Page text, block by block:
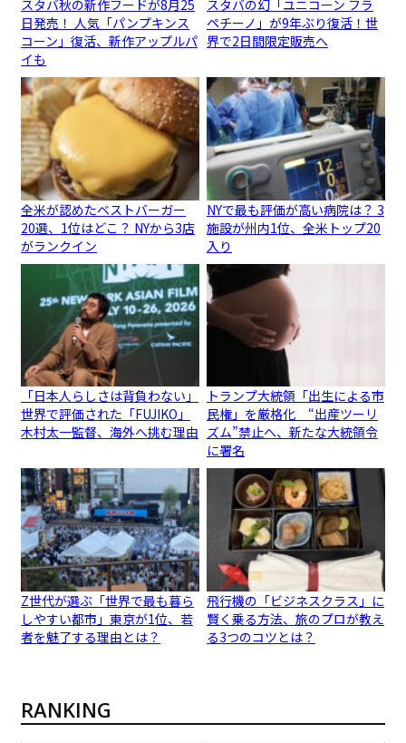
スタバ秋の新作フードが8月25
日発売！ 人気「パンプキンス
コーン」復活、新作アップルパ
イも
スタバの幻「ユニコーン フラ
ペチーノ」が9年ぶり復活！世
界で2日間限定販売へ
全米が認めたベストバーガー
20選、1位はどこ？ NYから3店
がランクイン
NYで最も評価が高い病院は？ 3
施設が州内1位、全米トップ20
入り
「日本人らしさは背負わない」
世界で評価された「FUJIKO」
木村太一監督、海外へ挑む理由
トランプ大統領「出生による市
民権」を厳格化 “出産ツーリ
ズム”禁止へ、新たな大統領令
に署名
Z世代が選ぶ「世界で最も暮ら
しやすい都市」東京が1位、若
者を魅了する理由とは？
飛行機の「ビジネスクラス」に
賢く乗る方法、旅のプロが教え
る3つのコツとは？
RANKING